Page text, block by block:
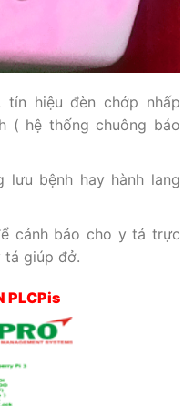
tín hiệu đèn chớp nhấp
( hệ thống chuông báo
bệnh hay hành lang
cảnh báo cho y tá trực
tá giúp đở.
PLCPis